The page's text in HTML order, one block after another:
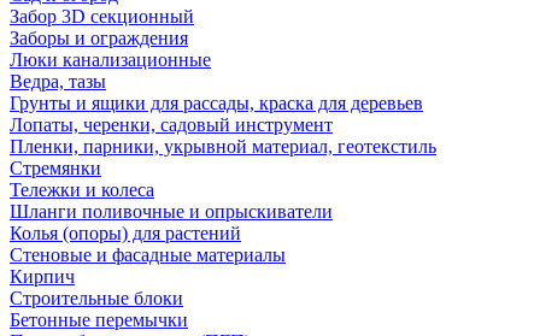
Забор 3D секционный
Заборы и ограждения
Люки канализационные
Ведра, тазы
Грунты и ящики для рассады, краска для деревьев
Лопаты, черенки, садовый инструмент
Пленки, парники, укрывной материал, геотекстиль
Стремянки
Тележки и колеса
Шланги поливочные и опрыскиватели
Колья (опоры) для растений
Стеновые и фасадные материалы
Кирпич
Строительные блоки
Бетонные перемычки